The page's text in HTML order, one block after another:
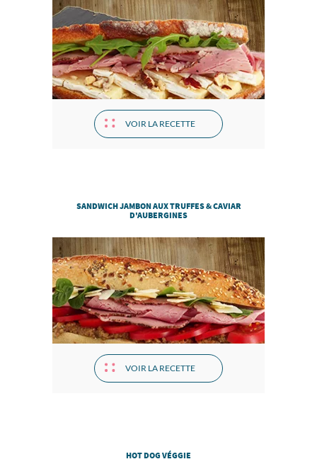
VOIR LA RECETTE
SANDWICH JAMBON AUX TRUFFES & CAVIAR
D'AUBERGINES
VOIR LA RECETTE
HOT DOG VÉGGIE